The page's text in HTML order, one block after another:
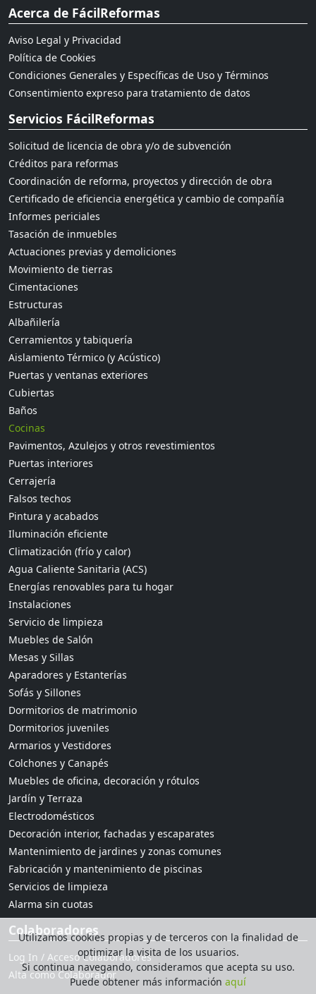
Utilizamos cookies propias y de terceros con la finalidad de
optimizar la visita de los usuarios.
Si continua navegando, consideramos que acepta su uso.
Puede obtener más información aquí
Acerca de FácilReformas
Aviso Legal y Privacidad
Política de Cookies
Condiciones Generales y Específicas de Uso y Términos
Consentimiento expreso para tratamiento de datos
Servicios FácilReformas
Solicitud de licencia de obra y/o de subvención
Créditos para reformas
Coordinación de reforma, proyectos y dirección de obra
Certificado de eficiencia energética y cambio de compañía
Informes periciales
Tasación de inmuebles
Actuaciones previas y demoliciones
Movimiento de tierras
Cimentaciones
Estructuras
Albañilería
Cerramientos y tabiquería
Aislamiento Térmico (y Acústico)
Puertas y ventanas exteriores
Cubiertas
Baños
Cocinas
Pavimentos, Azulejos y otros revestimientos
Puertas interiores
Cerrajería
Falsos techos
Pintura y acabados
Iluminación eficiente
Climatización (frío y calor)
Agua Caliente Sanitaria (ACS)
Energías renovables para tu hogar
Instalaciones
Servicio de limpieza
Muebles de Salón
Mesas y Sillas
Aparadores y Estanterías
Sofás y Sillones
Dormitorios de matrimonio
Dormitorios juveniles
Armarios y Vestidores
Colchones y Canapés
Muebles de oficina, decoración y rótulos
Jardín y Terraza
Electrodomésticos
Decoración interior, fachadas y escaparates
Mantenimiento de jardines y zonas comunes
Fabricación y mantenimiento de piscinas
Servicios de limpieza
Alarma sin cuotas
Colaboradores
Log In / Acceso Colaboradores
Alta como Colaborador